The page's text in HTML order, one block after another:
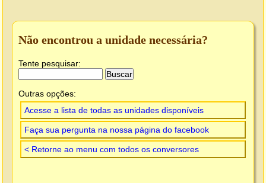
Não encontrou a unidade necessária?
Tente pesquisar:
Outras opções:
Acesse a lista de todas as unidades disponíveis
Faça sua pergunta na nossa página do facebook
< Retorne ao menu com todos os conversores